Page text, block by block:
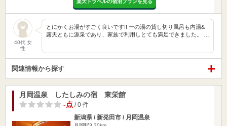
楽天トラベルの宿泊プランを見る
40代 女
性
とにかくお湯がすごく良いです!! 一の湯の貸し切り風呂も内湯&
露天ともに源泉であり、家族で利用しとても満足できました。 …
関連情報から探す
月岡温泉 したしみの宿 東栄館
-点 / 0 件
新潟県 / 新発田市 / 月岡温泉